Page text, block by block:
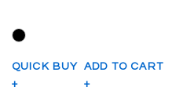
QUICK BUY
+
ADD TO CART
+